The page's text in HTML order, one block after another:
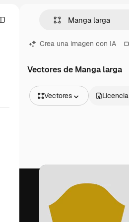
Crea una imagen con IA
Vectores de Manga larga
Vectores
Vídeos
Motion graphics
Plantillas de vídeos
Iconos
Modelos 3D
Fuentes
Licencia